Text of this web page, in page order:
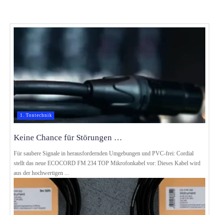
1. Tontechnik
Keine Chance für Störungen …
Für saubere Signale in herausfordernden Umgebungen und PVC-frei: Cordial
stellt das neue ECOCORD FM 234 TOP Mikrofonkabel vor: Dieses Kabel wird
aus der hochwertigen ...